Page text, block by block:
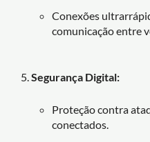
Conexões
comunicação entre
Segurança Digital:
Proteção contra
conectados.